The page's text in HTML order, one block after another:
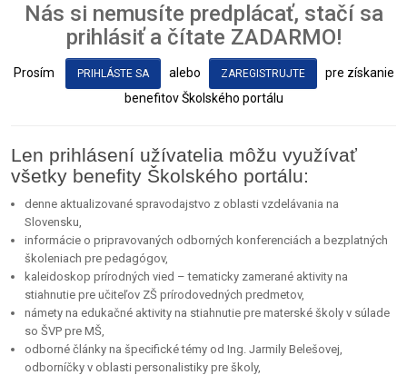
Nás si nemusíte predplácať, stačí sa
prihlásiť a čítate ZADARMO!
Prosím PRIHLÁSTE SA alebo ZAREGISTRUJTE
pre získanie
benefitov Školského portálu
Len prihlásení užívatelia môžu využívať
všetky benefity Školského portálu:
denne aktualizované spravodajstvo z oblasti vzdelávania na
Slovensku,
informácie o pripravovaných odborných konferenciách a bezplatných
školeniach pre pedagógov,
kaleidoskop prírodných vied – tematicky zamerané aktivity na
stiahnutie pre učiteľov ZŠ prírodovedných predmetov,
námety na edukačné aktivity na stiahnutie pre materské školy v súlade
so ŠVP pre MŠ,
odborné články na špecifické témy od Ing. Jarmily Belešovej,
odborníčky v oblasti personalistiky pre školy,